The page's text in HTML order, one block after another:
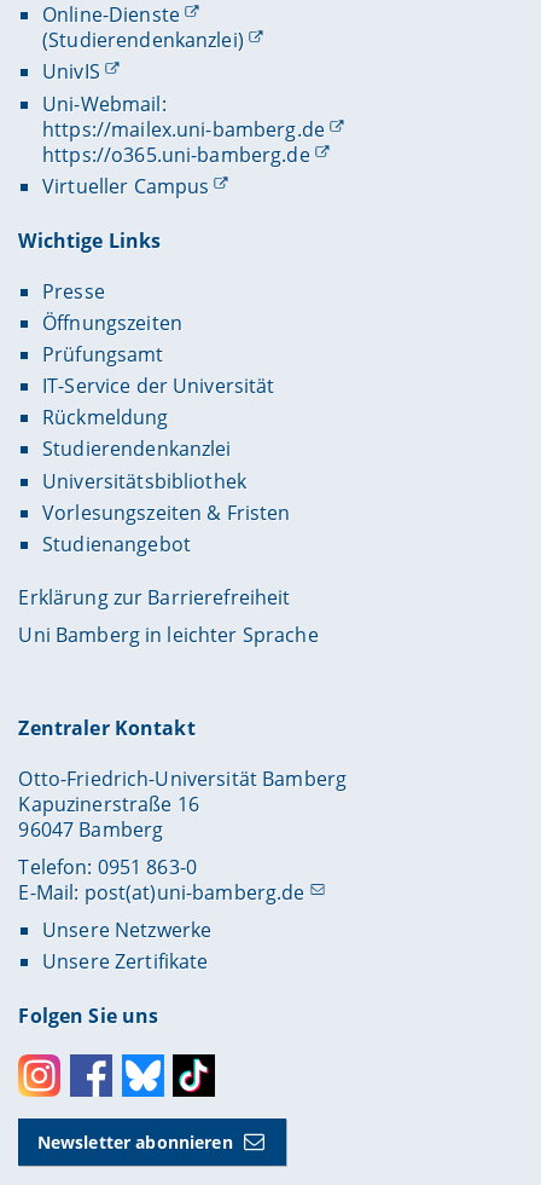
Online-Dienste
(Studierendenkanzlei)
UnivIS
Uni-Webmail:
https://mailex.uni-bamberg.de
https://o365.uni-bamberg.de
Virtueller Campus
Wichtige Links
Presse
Öffnungszeiten
Prüfungsamt
IT-Service der Universität
Rückmeldung
Studierendenkanzlei
Universitätsbibliothek
Vorlesungszeiten & Fristen
Studienangebot
Erklärung zur Barrierefreiheit
Uni Bamberg in leichter Sprache
Zentraler Kontakt
Otto-Friedrich-Universität Bamberg
Kapuzinerstraße 16
96047 Bamberg
Telefon: 0951 863-0
E-Mail: post(at)uni-bamberg.de
Unsere Netzwerke
Unsere Zertifikate
Folgen Sie uns
InstagramFacebookBlueskyToktok
Newsletter abonnieren